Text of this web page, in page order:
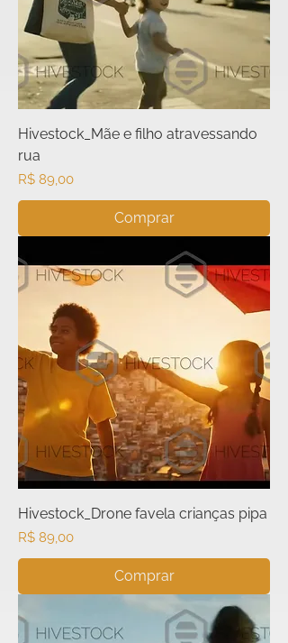
Hivestock_Mãe e filho atravessando
rua
Preço
R$ 89,00
Comprar
Hivestock_Drone favela crianças pipa
Preço
R$ 89,00
Comprar